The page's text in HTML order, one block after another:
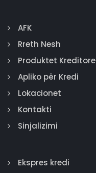
AFK
Rreth Nesh
Produktet Kreditore
Apliko për Kredi
Lokacionet
Kontakti
Sinjalizimi
Ekspres kredi